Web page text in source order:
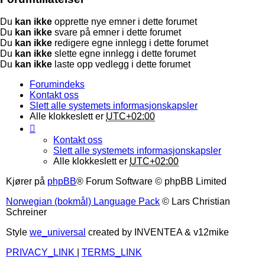
Du kan ikke opprette nye emner i dette forumet
Du kan ikke svare på emner i dette forumet
Du kan ikke redigere egne innlegg i dette forumet
Du kan ikke slette egne innlegg i dette forumet
Du kan ikke laste opp vedlegg i dette forumet
Forumindeks
Kontakt oss
Slett alle systemets informasjonskapsler
Alle klokkeslett er UTC+02:00
Kontakt oss
Slett alle systemets informasjonskapsler
Alle klokkeslett er UTC+02:00
Kjører på phpBB® Forum Software © phpBB Limited
Norwegian (bokmål) Language Pack © Lars Christian
Schreiner
Style we_universal created by INVENTEA & v12mike
PRIVACY_LINK
TERMS_LINK